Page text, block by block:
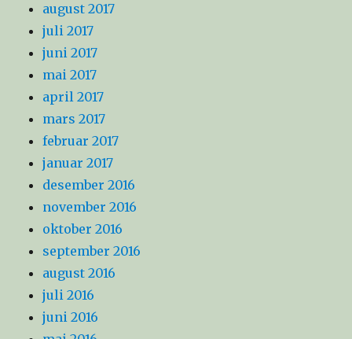
august 2017
juli 2017
juni 2017
mai 2017
april 2017
mars 2017
februar 2017
januar 2017
desember 2016
november 2016
oktober 2016
september 2016
august 2016
juli 2016
juni 2016